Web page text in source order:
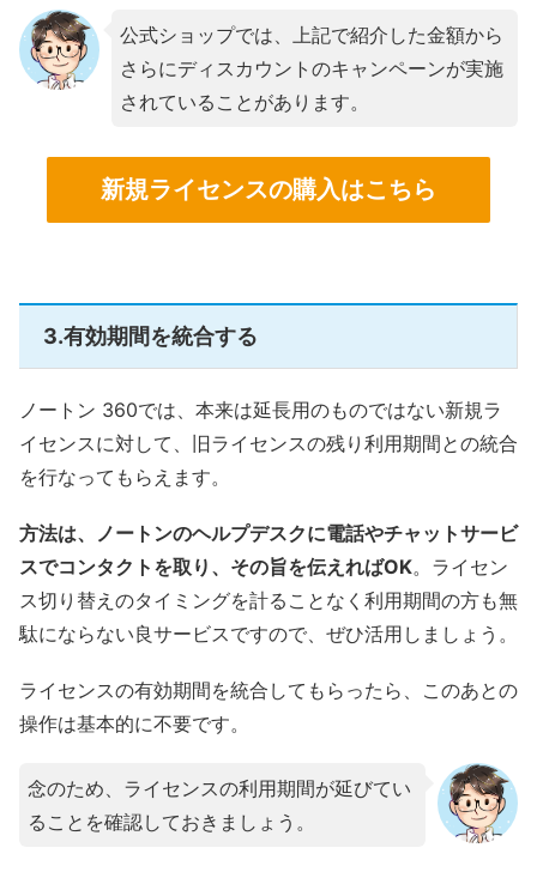
公式ショップでは、上記で紹介した金額から
さらにディスカウントのキャンペーンが実施
されていることがあります。
新規ライセンスの購入はこちら
3.有効期間を統合する
ノートン 360では、本来は延長用のものではない新規ラ
イセンスに対して、旧ライセンスの残り利用期間との統合
を行なってもらえます。
方法は、ノートンのヘルプデスクに電話やチャットサービ
スでコンタクトを取り、その旨を伝えればOK。ライセン
ス切り替えのタイミングを計ることなく利用期間の方も無
駄にならない良サービスですので、ぜひ活用しましょう。
ライセンスの有効期間を統合してもらったら、このあとの
操作は基本的に不要です。
念のため、ライセンスの利用期間が延びてい
ることを確認しておきましょう。